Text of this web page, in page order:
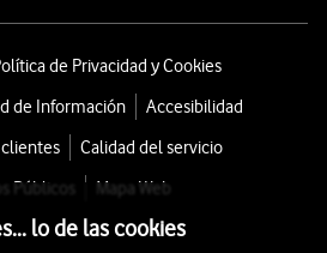
de Privacidad y Cookies
de Información
Accesibilidad
Calidad del servicio
Públicos
Mapa Web
lo de las cookies